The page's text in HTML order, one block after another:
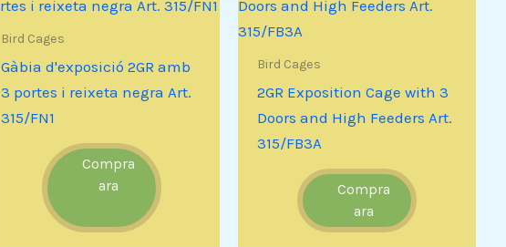
Bird Cages
Gàbia d'exposició 2GR amb
3 portes i reixeta negra Art.
315/FN1
Compra
ara
Bird Cages
2GR Exposition Cage with 3
Doors and High Feeders Art.
315/FB3A
Compra
ara